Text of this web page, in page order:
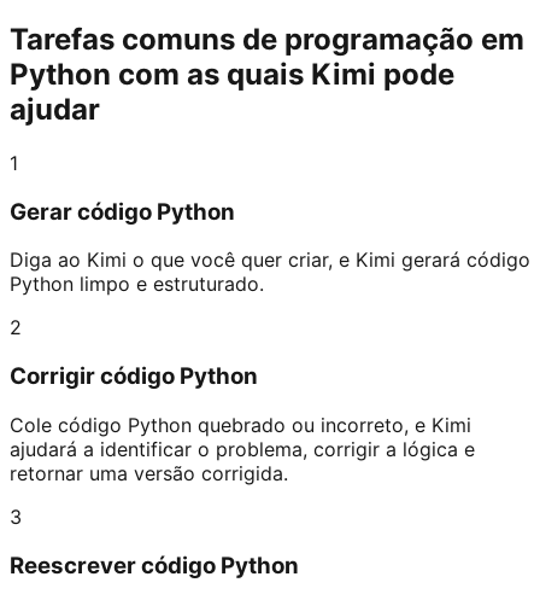
Tarefas comuns de programação em
Python com as quais Kimi pode
ajudar
1
Gerar código Python
Diga ao Kimi o que você quer criar, e Kimi gerará código
Python limpo e estruturado.
2
Corrigir código Python
Cole código Python quebrado ou incorreto, e Kimi
ajudará a identificar o problema, corrigir a lógica e
retornar uma versão corrigida.
3
Reescrever código Python